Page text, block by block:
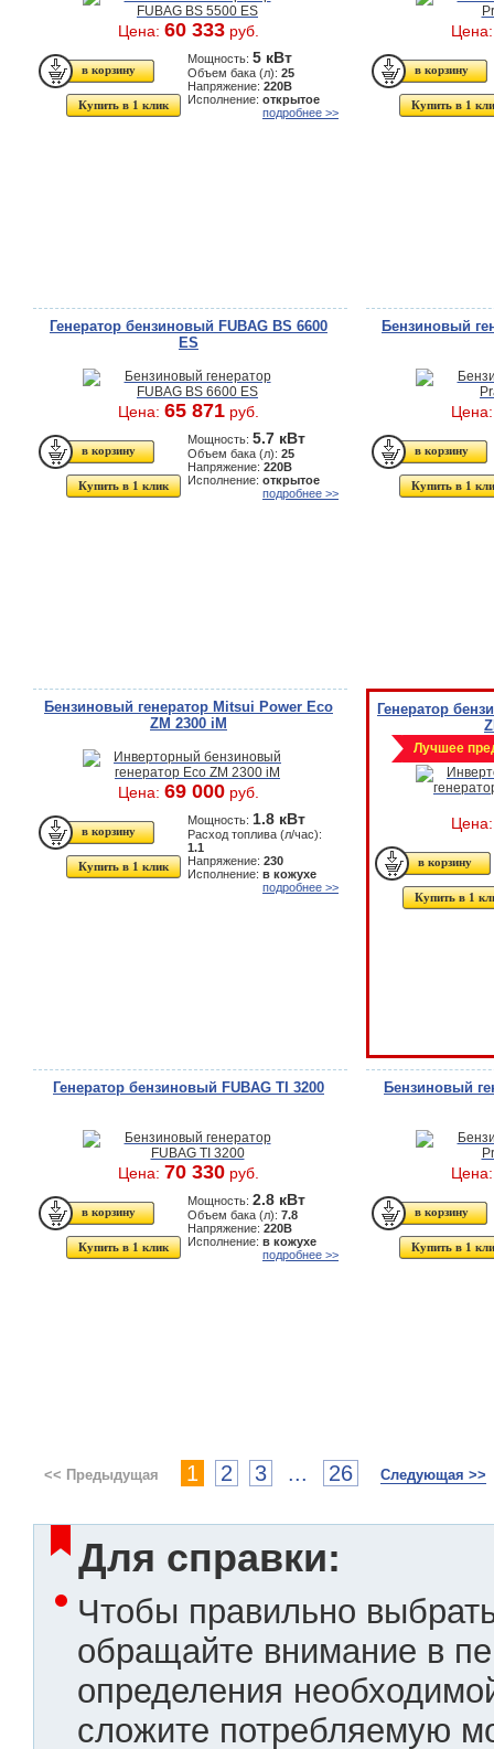
Цена: 60 333 руб.
Купить в 1 клик
Мощность: 5 кВт
Объем бака (л): 25
Напряжение: 220В
Исполнение: открытое
подробнее >>
Купить в 1
Генератор бензиновый FUBAG BS 6600
ES
Цена: 65 871 руб.
Купить в 1 клик
Мощность: 5.7 кВт
Объем бака (л): 25
Напряжение: 220В
Исполнение: открытое
подробнее >>
Бензиновый
Купить в 1
Бензиновый генератор Mitsui Power Eco
ZM 2300 iM
Цена: 69 000 руб.
Купить в 1 клик
Мощность: 1.8 кВт
Расход топлива (л/час):
1.1
Напряжение: 230
Исполнение: в кожухе
подробнее >>
Генератор
Лучшее
Купить в 1
Генератор бензиновый FUBAG TI 3200
Цена: 70 330 руб.
Купить в 1 клик
Мощность: 2.8 кВт
Объем бака (л): 7.8
Напряжение: 220В
Исполнение: в кожухе
подробнее >>
Бензиновый
Купить в 1
<< Предыдущая 1 2 3 ... 26 Следующая >>
Для справки:
Чтобы правильно
обращайте внимание в
определения
сложите потребляемую